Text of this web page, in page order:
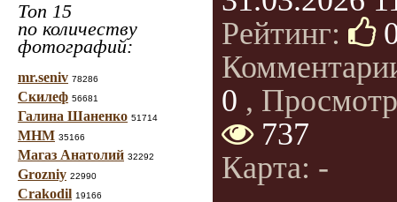
Топ 15
по количеству
фотографий:
mr.seniv 78286
Скилеф 56681
Галина Шаненко 51714
МНМ 35166
Магаз Анатолий 32292
Grozniy 22990
Crakodil 19166
Рейтинг:
0 ,
737
Карта: -